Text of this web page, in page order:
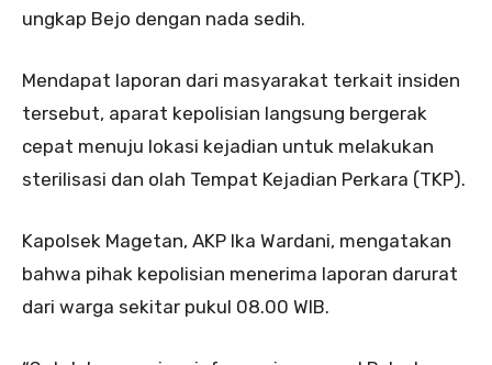
ungkap Bejo dengan nada sedih.
Mendapat laporan dari masyarakat terkait insiden
tersebut, aparat kepolisian langsung bergerak
cepat menuju lokasi kejadian untuk melakukan
sterilisasi dan olah Tempat Kejadian Perkara (TKP).
Kapolsek Magetan, AKP Ika Wardani, mengatakan
bahwa pihak kepolisian menerima laporan darurat
dari warga sekitar pukul 08.00 WIB.